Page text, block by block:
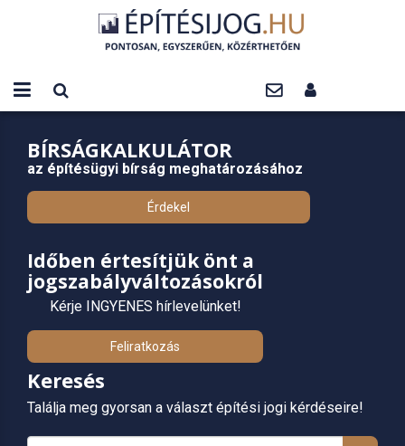
BÍRSÁGKALKULÁTOR
az építésügyi bírság meghatározásához
Érdekel
Időben értesítjük önt a
jogszabályváltozásokról
Kérje INGYENES hírlevelünket!
Feliratkozás
Keresés
Találja meg gyorsan a választ építési jogi kérdéseire!